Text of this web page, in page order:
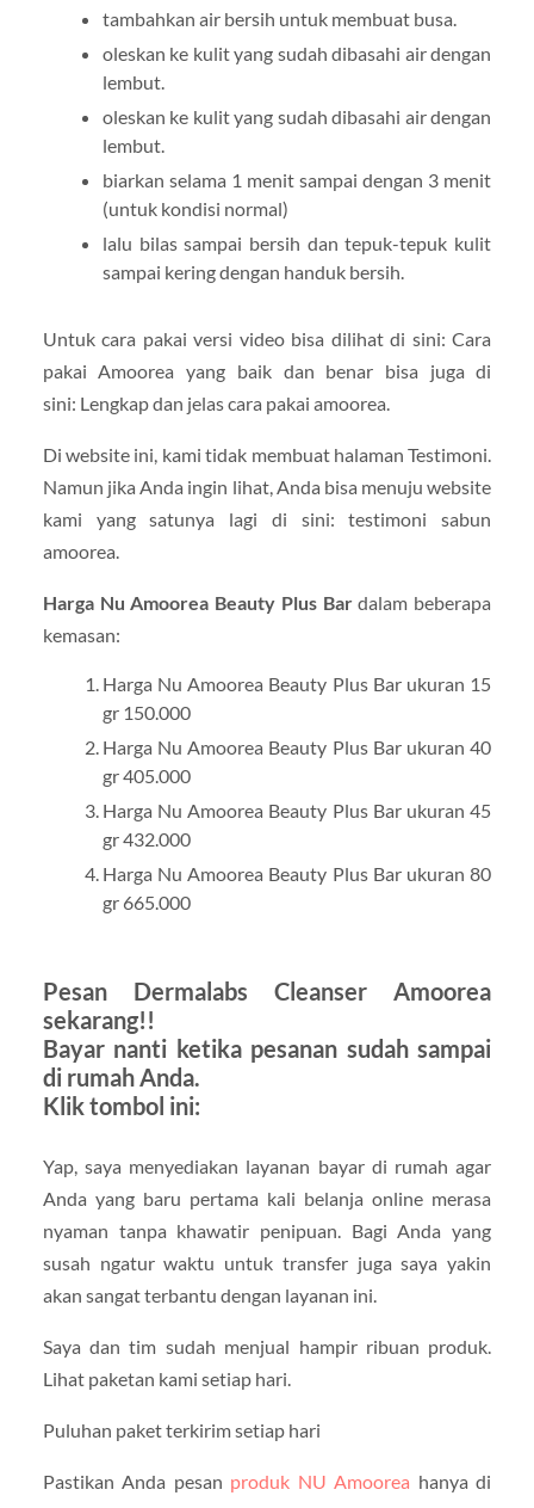
tambahkan air bersih untuk membuat busa.
oleskan ke kulit yang sudah dibasahi air dengan
lembut.
oleskan ke kulit yang sudah dibasahi air dengan
lembut.
biarkan selama 1 menit sampai dengan 3 menit
(untuk kondisi normal)
lalu bilas sampai bersih dan tepuk-tepuk kulit
sampai kering dengan handuk bersih.
Untuk cara pakai versi video bisa dilihat di sini: Cara
pakai Amoorea yang baik dan benar bisa juga di
sini: Lengkap dan jelas cara pakai amoorea.
Di website ini, kami tidak membuat halaman Testimoni.
Namun jika Anda ingin lihat, Anda bisa menuju website
kami yang satunya lagi di sini: testimoni sabun
amoorea.
Harga Nu Amoorea Beauty Plus Bardalam beberapa
kemasan:
Harga Nu Amoorea Beauty Plus Bar ukuran 15
gr 150.000
Harga Nu Amoorea Beauty Plus Bar ukuran 40
gr 405.000
Harga Nu Amoorea Beauty Plus Bar ukuran 45
gr 432.000
Harga Nu Amoorea Beauty Plus Bar ukuran 80
gr 665.000
Pesan Dermalabs Cleanser Amoorea
sekarang!!
Bayar nanti ketika pesanan sudah sampai
di rumah Anda.
Klik tombol ini:
Yap, saya menyediakan layanan bayar di rumah agar
Anda yang baru pertama kali belanja online merasa
nyaman tanpa khawatir penipuan. Bagi Anda yang
susah ngatur waktu untuk transfer juga saya yakin
akan sangat terbantu dengan layanan ini.
Saya dan tim sudah menjual hampir ribuan produk.
Lihat paketan kami setiap hari.
Puluhan paket terkirim setiap hari
Pastikan Anda pesan produk NU Amoorea hanya di